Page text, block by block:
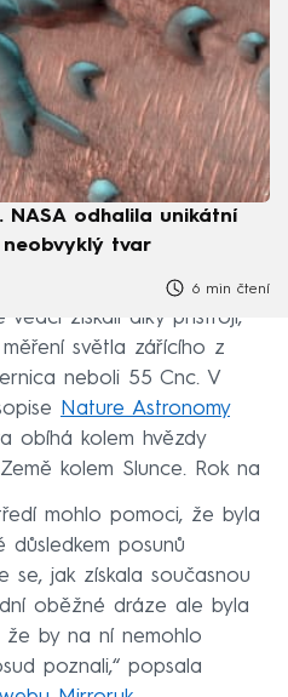
NASA odhalila unikátní
neobvyklý tvar
6 min čtení
získali díky přístroji,
světla zářícího z
neboli 55 Cnc. V
Nature Astronomy
obíhá kolem hvězdy
kolem Slunce. Rok na
mohlo pomoci, že byla
důsledkem posunů
se, jak získala současnou
oběžné dráze ale byla
že by na ní nemohlo
poznali,“ popsala